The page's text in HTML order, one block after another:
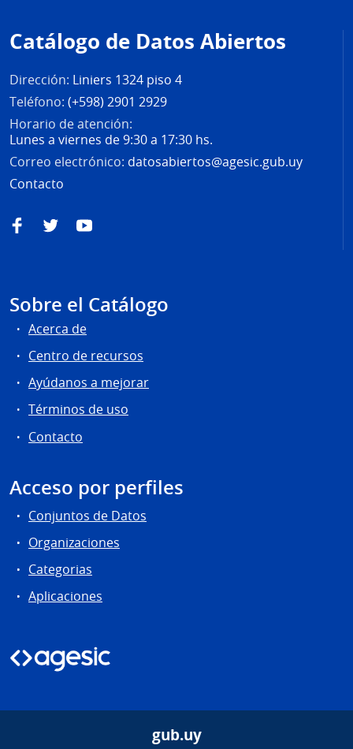
de
página
Catálogo de Datos Abiertos
Dirección: Liniers 1324 piso 4
Teléfono: (+598) 2901 2929
Horario de atención:
Lunes a viernes de 9:30 a 17:30 hs.
Correo electrónico: datosabiertos@agesic.gub.uy
Contacto
FacebookTwitterYouTube
Sobre el Catálogo
Acerca de
Centro de recursos
Ayúdanos a mejorar
Términos de uso
Contacto
Acceso por perfiles
Conjuntos de Datos
Organizaciones
Categorias
Aplicaciones
gub.uy